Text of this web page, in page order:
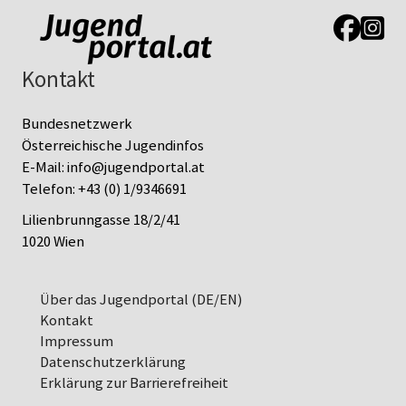
Link zur
Link
Kontakt
Bundesnetzwerk
Österreichische Jugendinfos
E-Mail:info@jugendportal.at
Telefon:+43 (0) 1/9346691
Lilienbrunngasse 18/2/41
1020 Wien
Über das Jugendportal (DE/EN)
Kontakt
Impressum
Datenschutz­erklärung
Erklärung zur Barrierefreiheit